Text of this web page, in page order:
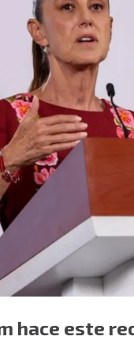
hace este